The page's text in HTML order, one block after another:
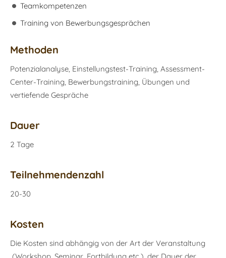
Teamkompetenzen
Training von Bewerbungsgesprächen
Methoden
Potenzialanalyse, Einstellungstest-Training, Assessment-
Center-Training, Bewerbungstraining, Übungen und
vertiefende Gespräche
Dauer
2 Tage
Teilnehmendenzahl
20-30
Kosten
Die Kosten sind abhängig von der Art der Veranstaltung